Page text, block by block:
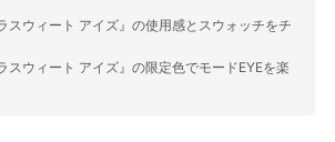
スウィート アイズ』の使用感とスウォッチをチ
スウィート アイズ』の限定色でモードEYEを楽